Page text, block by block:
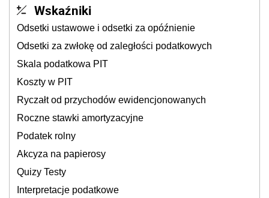
Wskaźniki
Odsetki ustawowe i odsetki za opóźnienie
Odsetki za zwłokę od zaległości podatkowych
Skala podatkowa PIT
Koszty w PIT
Ryczałt od przychodów ewidencjonowanych
Roczne stawki amortyzacyjne
Podatek rolny
Akcyza na papierosy
Quizy Testy
Interpretacje podatkowe